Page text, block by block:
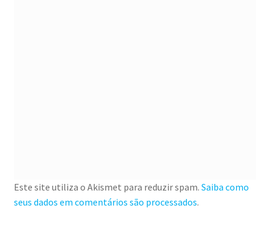
Este site utiliza o Akismet para reduzir spam. Saiba como
seus dados em comentários são processados.